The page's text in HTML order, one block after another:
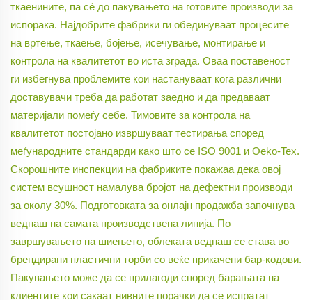
ткаенините, па сè до пакувањето на готовите производи за
испорака. Најдобрите фабрики ги обединуваат процесите
на вртење, ткаење, бојење, исечување, монтирање и
контрола на квалитетот во иста зграда. Оваа поставеност
ги избегнува проблемите кои настануваат кога различни
доставувачи треба да работат заедно и да предаваат
материјали помеѓу себе. Тимовите за контрола на
квалитетот постојано извршуваат тестирања според
меѓународните стандарди како што се ISO 9001 и Oeko-Tex.
Скорошните инспекции на фабриките покажаа дека овој
систем всушност намалува бројот на дефектни производи
за околу 30%. Подготовката за онлајн продажба започнува
веднаш на самата производствена линија. По
завршувањето на шиењето, облеката веднаш се става во
брендирани пластични торби со веќе прикачени бар-кодови.
Пакувањето може да се прилагоди според барањата на
клиентите кои сакаат нивните порачки да се испратат